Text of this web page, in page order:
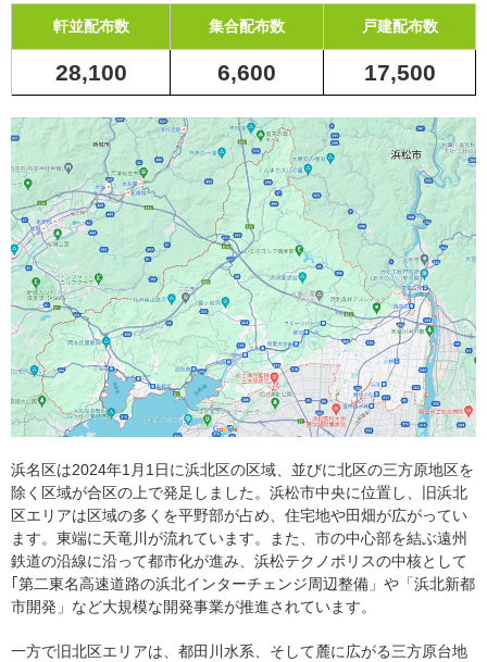
軒並配布数 集合配布数 戸建配布数
28,100 6,600 17,500
浜名区は2024年1月1日に浜北区の区域、並びに北区の三方原地区を
除く区域が合区の上で発足しました。浜松市中央に位置し、旧浜北
区エリアは区域の多くを平野部が占め、住宅地や田畑が広がってい
ます。東端に天竜川が流れています。また、市の中心部を結ぶ遠州
鉄道の沿線に沿って都市化が進み、浜松テクノポリスの中核として
｢第二東名高速道路の浜北インターチェンジ周辺整備」や「浜北新都
市開発」など大規模な開発事業が推進されています。
一方で旧北区エリアは、都田川水系、そして麓に広がる三方原台地